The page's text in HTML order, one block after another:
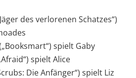
des verlorenen Schatzes“)
spielt Gaby
spielt Alice
Die Anfänger“) spielt Liz